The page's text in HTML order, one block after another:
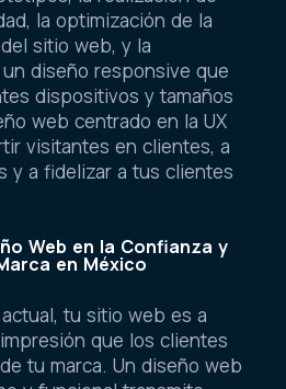
la optimización de la
sitio web, y la
diseño responsive que
dispositivos y tamaños
web centrado en la UX
visitantes en clientes, a
y a fidelizar a tus clientes
Web en la Confianza y
en México
tu sitio web es a
que los clientes
tu marca. Un diseño web